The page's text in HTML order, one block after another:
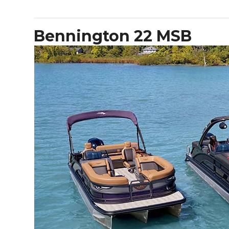
Bennington 22 MSB